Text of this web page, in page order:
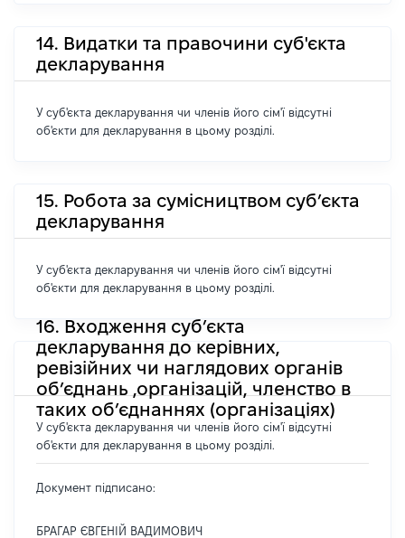
14. Видатки та правочини суб'єкта
декларування
У суб'єкта декларування чи членів його сім'ї відсутні
об'єкти для декларування в цьому розділі.
15. Робота за сумісництвом суб’єкта
декларування
У суб'єкта декларування чи членів його сім'ї відсутні
об'єкти для декларування в цьому розділі.
16. Входження суб’єкта
декларування до керівних,
ревізійних чи наглядових органів
об’єднань ,організацій, членство в
таких об’єднаннях (організаціях)
У суб'єкта декларування чи членів його сім'ї відсутні
об'єкти для декларування в цьому розділі.
Документ підписано:
БРАГАР ЄВГЕНІЙ ВАДИМОВИЧ